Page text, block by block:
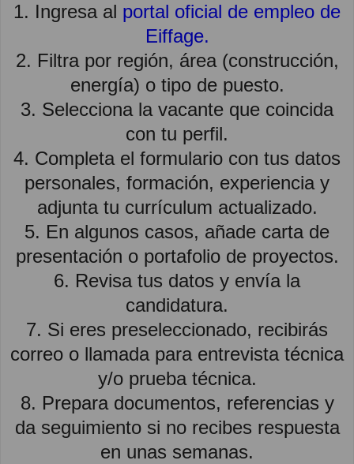
1. Ingresa al portal oficial de empleo de
Eiffage.
2. Filtra por región, área (construcción,
energía) o tipo de puesto.
3. Selecciona la vacante que coincida
con tu perfil.
4. Completa el formulario con tus datos
personales, formación, experiencia y
adjunta tu currículum actualizado.
5. En algunos casos, añade carta de
presentación o portafolio de proyectos.
6. Revisa tus datos y envía la
candidatura.
7. Si eres preseleccionado, recibirás
correo o llamada para entrevista técnica
y/o prueba técnica.
8. Prepara documentos, referencias y
da seguimiento si no recibes respuesta
en unas semanas.